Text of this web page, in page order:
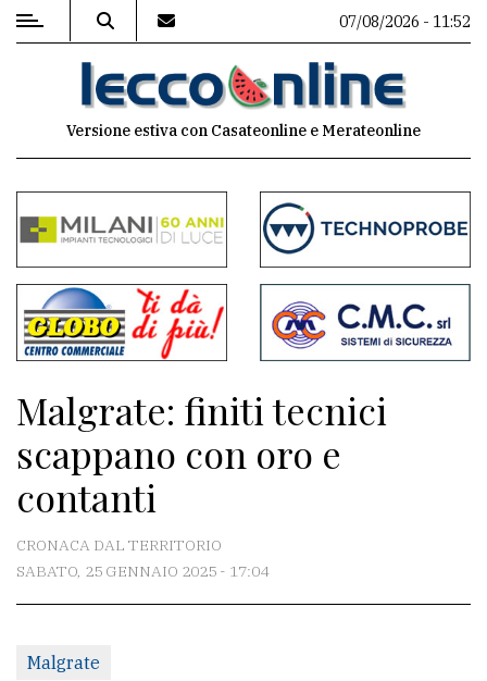
MENU
commenti
Contenuti
del
sito
Meteo
CONTATTI
La
redazione
Per
07/08/2026 - 11:52
Versione estiva con Casateonline e Merateonline
Malgrate: finiti tecnici
scappano con oro e
contanti
CRONACA DAL TERRITORIO
SABATO, 25 GENNAIO 2025 - 17:04
Malgrate